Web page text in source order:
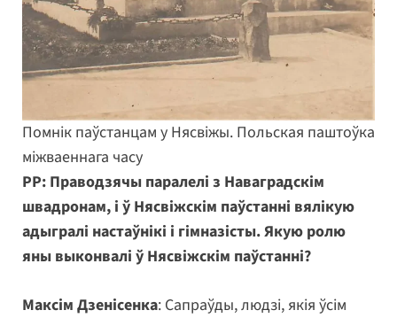
Помнік паўстанцам у Нясвіжы. Польская паштоўка
міжваеннага часу
РР: Праводзячы паралелі з Наваградскім
швадронам, і ў Нясвіжскім паўстанні вялікую
адыгралі настаўнікі і гімназісты. Якую ролю
яны выконвалі ў Нясвіжскім паўстанні?
Максім Дзенісенка: Сапраўды, людзі, якія ўсім